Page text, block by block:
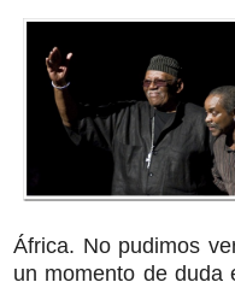
África. No pudimos
un momento de duda